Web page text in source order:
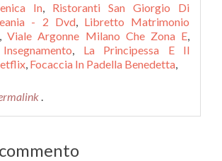
In, Ristoranti San Giorgio Di
- 2 Dvd, Libretto Matrimonio
,Viale Argonne Milano Che Zona E,
, La Principessa E Il
, Focaccia In Padella Benedetta,
.